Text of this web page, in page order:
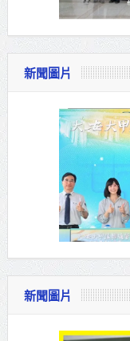
新聞圖片
新聞圖片